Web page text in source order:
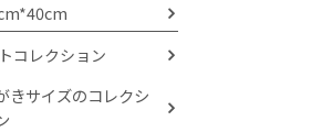
コレクション
きサイズのコレクシ